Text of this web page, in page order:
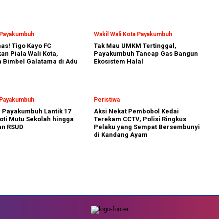
Tigo Kayo FC
Piala Wali Kota,
Bimbel Galatama di Adu
Wakil Wali Kota Payakumbuh
Tak Mau UMKM Tertinggal,
Payakumbuh Tancap Gas Bangun
Ekosistem Halal
Payakumbuh Lantik 17
Mutu Sekolah hingga
RSUD
Peristiwa
Aksi Nekat Pembobol Kedai
Terekam CCTV, Polisi Ringkus
Pelaku yang Sempat Bersembunyi
di Kandang Ayam